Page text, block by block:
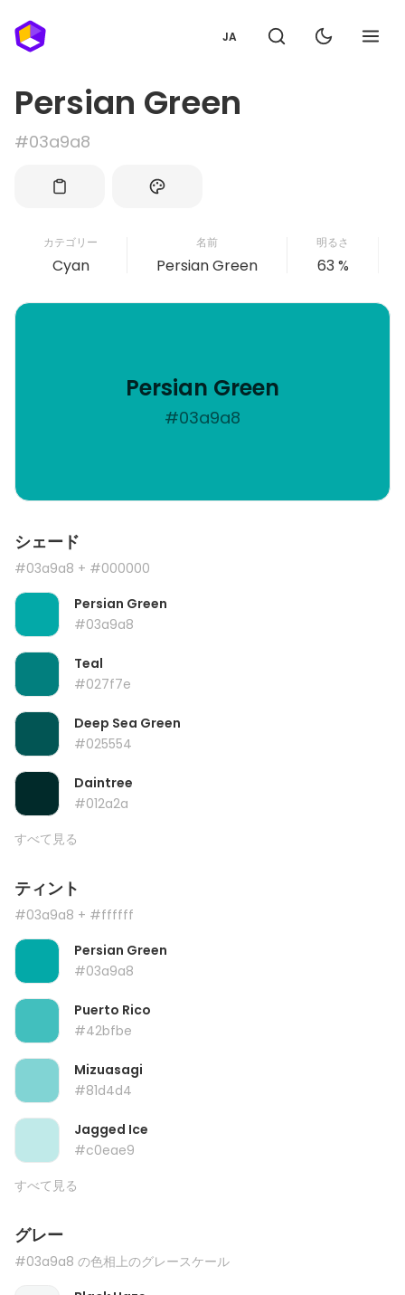
JA
Persian Green
#03a9a8
カテゴリー
Cyan
名前
Persian Green
明るさ
63 %
Persian Green
#03a9a8
シェード
#03a9a8 + #000000
Persian Green
#03a9a8
Teal
#027f7e
Deep Sea Green
#025554
Daintree
#012a2a
すべて見る
ティント
#03a9a8 + #ffffff
Persian Green
#03a9a8
Puerto Rico
#42bfbe
Mizuasagi
#81d4d4
Jagged Ice
#c0eae9
すべて見る
グレー
#03a9a8 の色相上のグレースケール